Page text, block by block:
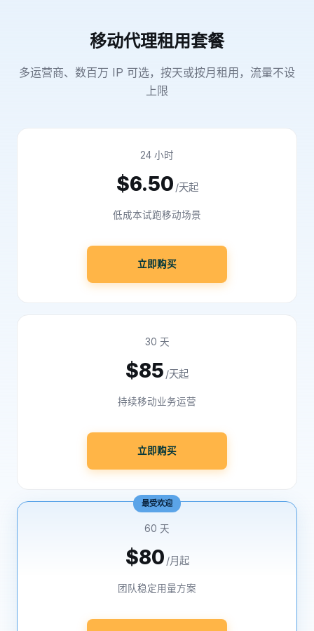
移动代理租用套餐
多运营商、数百万 IP 可选，按天或按月租用，流量不设
上限
24 小时
$6.50 /天起
低成本试跑移动场景
立即购买
30 天
$85 /天起
持续移动业务运营
立即购买
最受欢迎
60 天
$80 /月起
团队稳定用量方案